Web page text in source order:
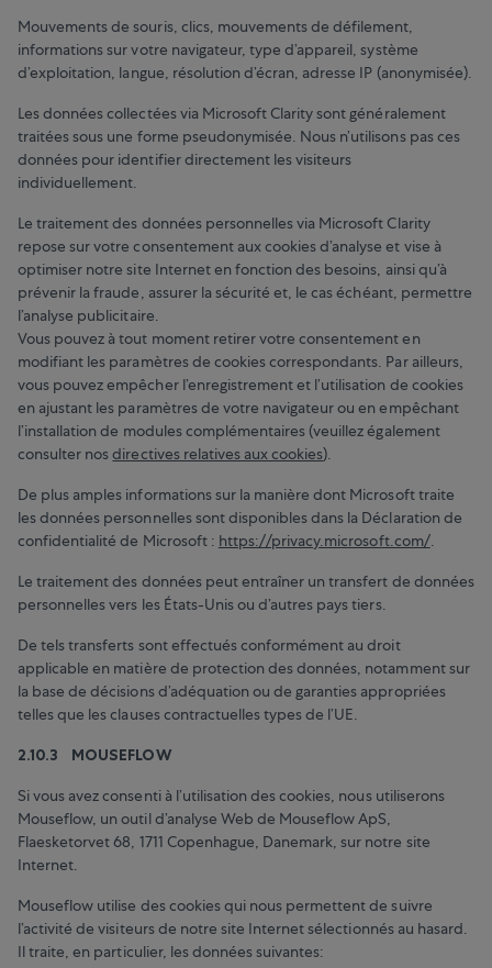
Mouvements de souris, clics, mouvements de défilement,
informations sur votre navigateur, type d’appareil, système
d’exploitation, langue, résolution d’écran, adresse IP (anonymisée).
Les données collectées via Microsoft Clarity sont généralement
traitées sous une forme pseudonymisée. Nous n’utilisons pas ces
données pour identifier directement les visiteurs
individuellement.
Le traitement des données personnelles via Microsoft Clarity
repose sur votre consentement aux cookies d’analyse et vise à
optimiser notre site Internet en fonction des besoins, ainsi qu’à
prévenir la fraude, assurer la sécurité et, le cas échéant, permettre
l’analyse publicitaire.
Vous pouvez à tout moment retirer votre consentement en
modifiant les paramètres de cookies correspondants. Par ailleurs,
vous pouvez empêcher l’enregistrement et l’utilisation de cookies
en ajustant les paramètres de votre navigateur ou en empêchant
l’installation de modules complémentaires (veuillez également
consulter nosdirectives relatives aux cookies).
De plus amples informations sur la manière dont Microsoft traite
les données personnelles sont disponibles dans la Déclaration de
confidentialité de Microsoft : https://privacy.microsoft.com/.
Le traitement des données peut entraîner un transfert de données
personnelles vers les États-Unis ou d’autres pays tiers.
De tels transferts sont effectués conformément au droit
applicable en matière de protection des données, notamment sur
la base de décisions d’adéquation ou de garanties appropriées
telles que les clauses contractuelles types de l’UE.
2.10.3 MOUSEFLOW
Si vous avez consenti à l’utilisation des cookies, nous utiliserons
Mouseflow, un outil d’analyse Web de Mouseflow ApS,
Flaesketorvet 68, 1711 Copenhague, Danemark, sur notre site
Internet.
Mouseflow utilise des cookies qui nous permettent de suivre
l’activité de visiteurs de notre site Internet sélectionnés au hasard.
Il traite, en particulier, les données suivantes: